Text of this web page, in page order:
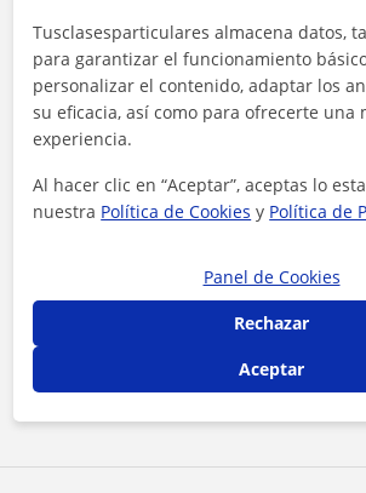
Al hacer clic, aceptas nuestro aviso legal
Contactar ahora
Tusclasesparticulares almacena datos,
para garantizar el funcionamiento
personalizar el contenido, adaptar los
su eficacia, así como para ofrecerte una
experiencia.
Al hacer clic en “Aceptar”, aceptas lo
nuestra Política de Cookies y Política de
Panel de Cookies
Rechazar
Aceptar